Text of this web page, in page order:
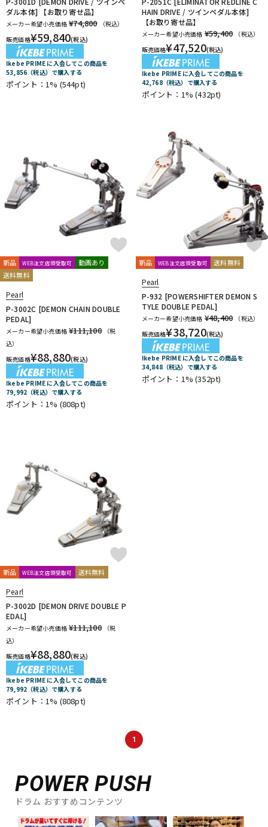
ダル本体] 【お取り寄せ品】
メーカー希望小売価格 ¥74,800
（税込）
販売価格¥59,840(税込)
Ikebe PRIME に入会してこの商品を
53,856（税込）で購入する
ポイント：1% (544pt)
HAIN DRIVE / ツインペダル本体]
【お取り寄せ品】
メーカー希望小売価格 ¥59,400
（税込）
販売価格¥47,520(税込)
Ikebe PRIME に入会してこの商品を
42,768（税込）で購入する
ポイント：1%(432pt)
新品 WEB注文店頭受取可
動画あり
送料無料
Pearl
P-3002C [DEMON CHAIN DOUBLE
PEDAL]
メーカー希望小売価格 ¥111,100
（税
込）
販売価格¥88,880(税込)
Ikebe PRIME に入会してこの商品を
79,992（税込）で購入する
ポイント：1% (808pt)
新品 WEB注文店頭受取可 送料無料
Pearl
P-932 [POWERSHIFTER DEMON S
TYLE DOUBLE PEDAL]
メーカー希望小売価格 ¥48,400
（税込）
販売価格¥38,720(税込)
Ikebe PRIME に入会してこの商品を
34,848（税込）で購入する
ポイント：1%(352pt)
新品 WEB注文店頭受取可 送料無料
Pearl
P-3002D [DEMON DRIVE DOUBLE P
EDAL]
メーカー希望小売価格 ¥111,100
（税
込）
販売価格¥88,880(税込)
Ikebe PRIME に入会してこの商品を
79,992（税込）で購入する
ポイント：1% (808pt)
1
POWER PUSH
ドラム おすすめコンテンツ